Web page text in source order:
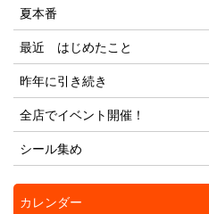
夏本番
最近 はじめたこと
昨年に引き続き
全店でイベント開催！
シール集め
カレンダー